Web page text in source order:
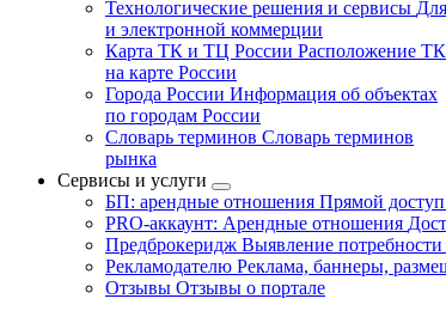
Технологические решения и сервисы
и электронной коммерции
Карта ТК и ТЦ России Расположение
на карте России
Города России Информация об объектах
по городам России
Словарь терминов Словарь терминов
рынка
Сервисы и услуги
БП: арендные отношения Прямой
PRO-аккаунт: Арендные отношения
Предброкеридж Выявление
Рекламодателю Реклама, баннеры,
Отзывы Отзывы о портале